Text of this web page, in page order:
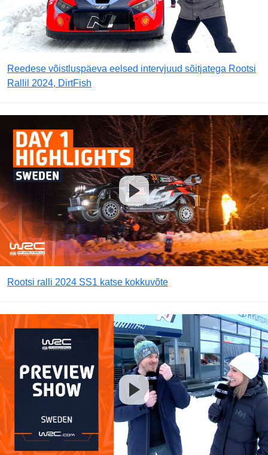
Reedese võistluspäeva eelsed intervjuud sõitjatega Rootsi
Rallil 2024, DirtFish
Rootsi ralli 2024 SS1 katse kokkuvõte